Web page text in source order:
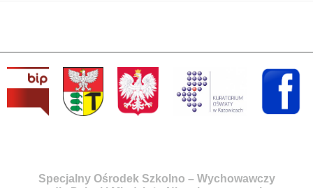
Specjalny Ośrodek Szkolno – Wychowawczy